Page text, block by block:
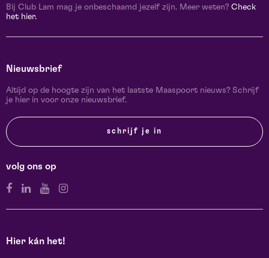
Bij Club Lam mag je onbeschaamd jezelf zijn. Meer weten? Check
het hier.
Nieuwsbrief
Altijd op de hoogte zijn van het laatste Maaspoort nieuws? Schrijf
je hier in voor onze nieuwsbrief.
schrijf je in
volg ons op
Hier kán het!